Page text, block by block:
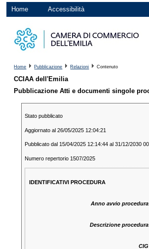
Home Accessibilità
Home Pubblicazione Relazioni Contenuto
CCIAA dell'Emilia
Pubblicazione Atti e documenti singole
Stato pubblicato
Aggiornato al 26/05/2025 12:04:21
Pubblicato dal 15/04/2025 12:14:44 al 31/12/2030
Numero repertorio 1507/2025
IDENTIFICATIVI PROCEDURA
Anno avvio procedura
Descrizione procedura
CIG